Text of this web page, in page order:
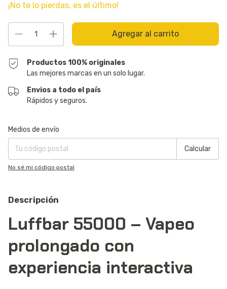
¡No te lo pierdas, es el último!
Productos 100% originales
Las mejores marcas en un solo lugar.
Envios a todo el país
Rápidos y seguros.
Entregas para el CP:
Medios de envío
Calcular
No sé mi código postal
Descripción
Luffbar 55000 – Vapeo
prolongado con
experiencia interactiva